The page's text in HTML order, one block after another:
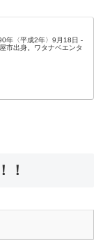
年〈平成2年〉9月18日 -
市出身。ワタナベエンタ
！